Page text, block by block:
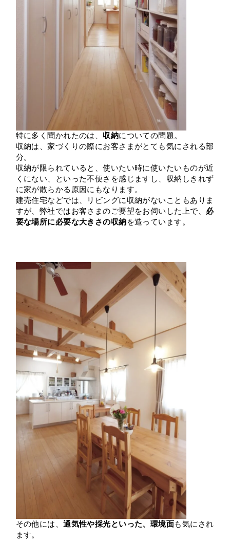
特に多く聞かれたのは、 収納についての問題。
収納は、家づくりの際にお客さまがとても気にされる部
分。
収納が限られていると、使いたい時に使いたいものが近
くにない、といった不便さを感じますし、収納しきれず
に家が散らかる原因にもなります。
建売住宅などでは、リビングに収納がないこともありま
すが、弊社ではお客さまのご要望をお伺いした上で、 必
要な場所に必要な大きさの収納を造っています。
その他には、通気性や採光といった、環境面も気にされ
ます。